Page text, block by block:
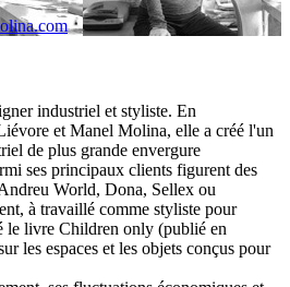
industriel et styliste. En
et Manel Molina, elle a créé l'un
de plus grande envergure
ses principaux clients figurent des
World, Dona, Sellex ou
à travaillé comme styliste pour
le livre Children only (publié en
les espaces et les objets conçus pour